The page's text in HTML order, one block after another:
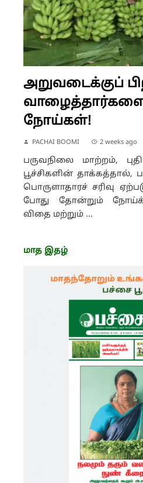
அறுவடைக்குப்
நோய்கள்!
PACHAI BOOMI 2 weeks ago
பருவநிலை மாற்றம்,
பூச்சிகளின் தாக்கத்தால்,
பொருளாதாரச் சரிவு
போது தோன்றும்
விதை மற்றும் ...
மாத இதழ்